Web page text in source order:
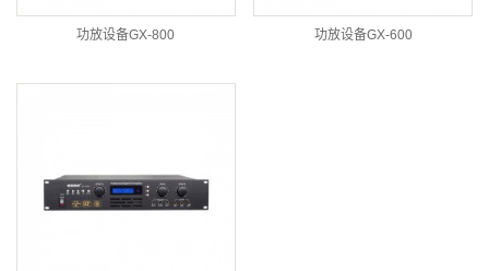
功放设备GX-800 功放设备GX-600